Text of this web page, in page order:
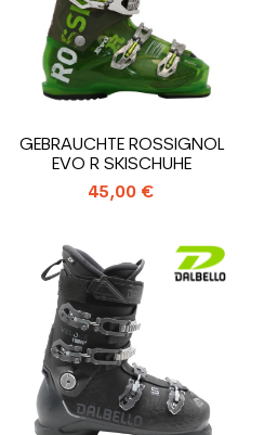
GEBRAUCHTE ROSSIGNOL
EVO R SKISCHUHE
45,00 €